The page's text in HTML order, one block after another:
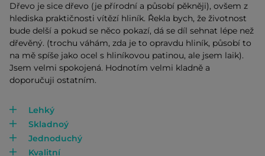
Dřevo je sice dřevo (je přírodní a působí pěkněji), ovšem z
hlediska praktičnosti vítězí hliník. Řekla bych, že životnost
bude delší a pokud se něco pokazí, dá se díl sehnat lépe než
dřevěný. (trochu váhám, zda je to opravdu hliník, působí to
na mě spíše jako ocel s hliníkovou patinou, ale jsem laik).
Jsem velmi spokojená. Hodnotím velmi kladně a
doporučuji ostatním.
Lehký
Skladnoý
Jednoduchý
Kvalitní